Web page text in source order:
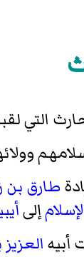
التي
طارق بن
إلى
العزيز